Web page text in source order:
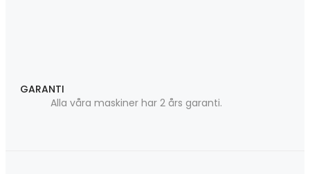
GARANTI
Alla våra maskiner har 2 års garanti.